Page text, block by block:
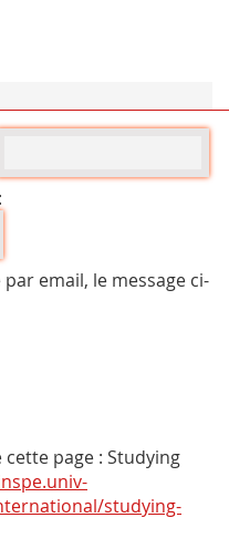
email, le message ci-
page : Studying
studying-